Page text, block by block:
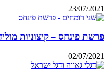
23/07/2021
פרשת פינחס – קיצוניות
02/07/2021